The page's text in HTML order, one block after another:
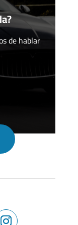
de hablar